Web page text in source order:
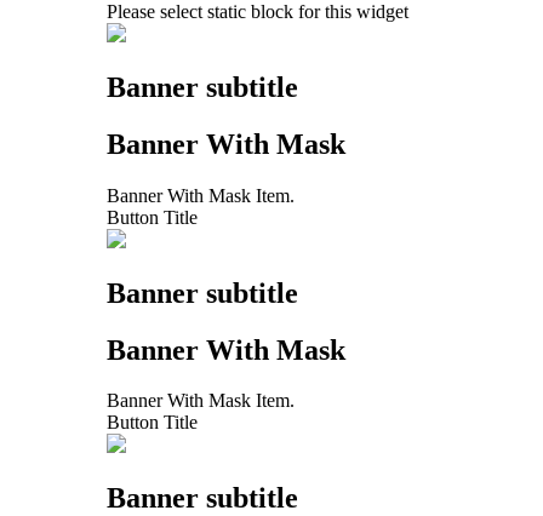
Please select static block for this widget
Banner subtitle
Banner With Mask
Banner With Mask Item.
Button Title
Banner subtitle
Banner With Mask
Banner With Mask Item.
Button Title
Banner subtitle